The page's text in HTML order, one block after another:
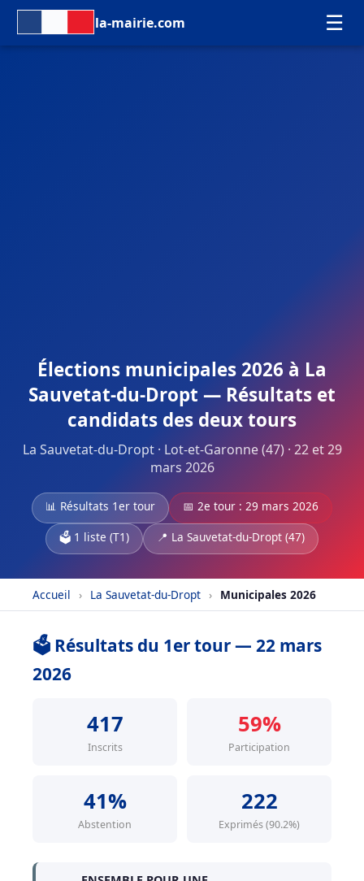
la-mairie.com ☰
Élections municipales 2026 à La
Sauvetat-du-Dropt — Résultats et
candidats des deux tours
La Sauvetat-du-Dropt · Lot-et-Garonne (47) · 22 et 29
mars 2026
📊 Résultats 1er tour
📅 2e tour : 29 mars 2026
🗳️ 1 liste (T1)
📍 La Sauvetat-du-Dropt (47)
Accueil › La Sauvetat-du-Dropt › Municipales 2026
🗳️ Résultats du 1er tour — 22 mars
2026
417
Inscrits
59%
Participation
41%
Abstention
222
Exprimés (90.2%)